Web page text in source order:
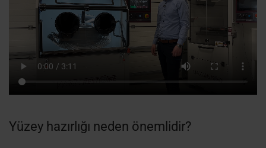
Yüzey hazırlığı neden önemlidir?